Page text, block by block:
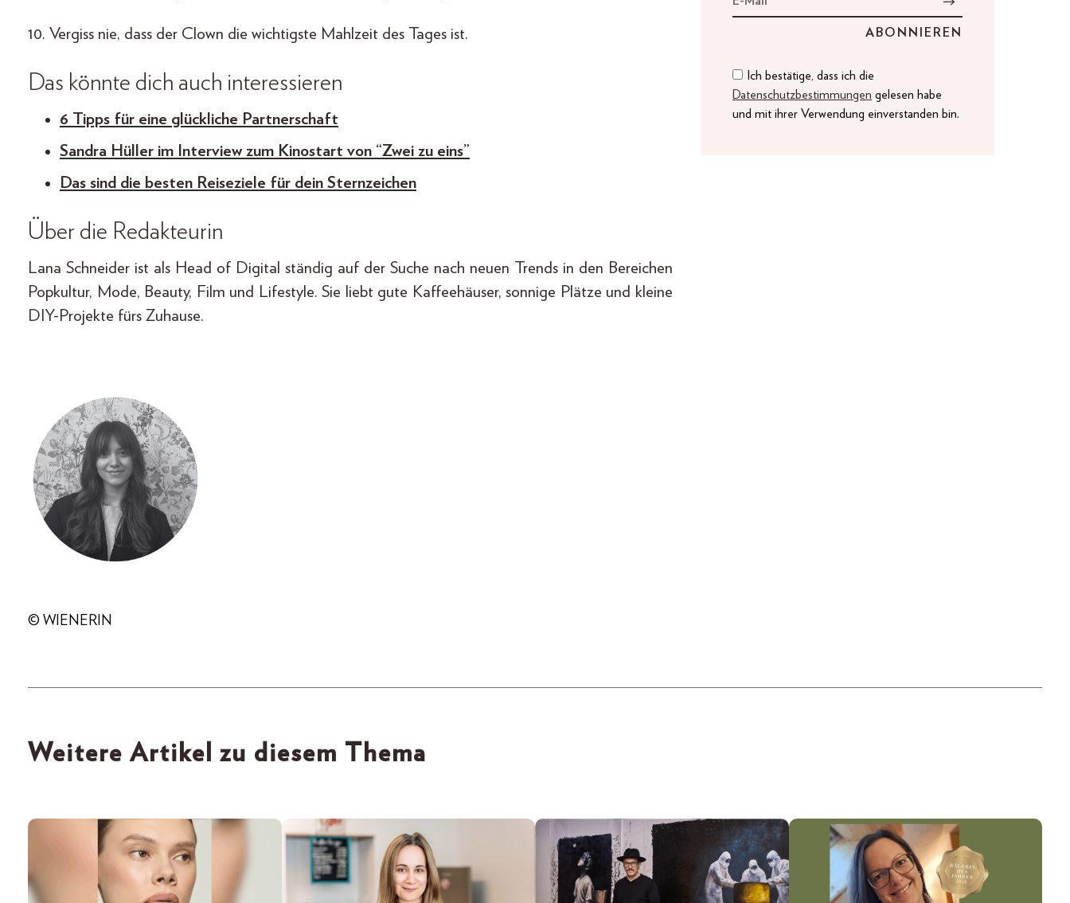
10. Vergiss nie, dass der Clown die wichtigste Mahlzeit des Tages ist.
Das könnte dich auch interessieren
6 Tipps für eine glückliche Partnerschaft
Sandra Hüller im Interview zum Kinostart von “Zwei zu eins”
Das sind die besten Reiseziele für dein Sternzeichen
Über die Redakteurin
Lana Schneider ist als Head of Digital ständig auf der Suche nach neuen Trends in den Bereichen
Popkultur, Mode, Beauty, Film und Lifestyle. Sie liebt gute Kaffeehäuser, sonnige Plätze und kleine
DIY-Projekte fürs Zuhause.
© WIENERIN
Ich bestätige, dass ich die
Datenschutzbestimmungen gelesen habe
und mit ihrer Verwendung einverstanden bin.
Weitere Artikel zu diesem Thema